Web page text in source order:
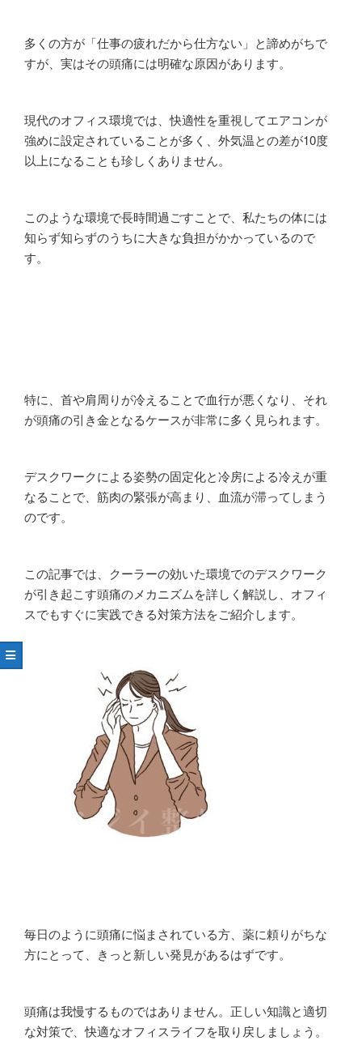
多くの方が「仕事の疲れだから仕方ない」と諦めがちで
すが、実はその頭痛には明確な原因があります。
現代のオフィス環境では、快適性を重視してエアコンが
強めに設定されていることが多く、外気温との差が10度
以上になることも珍しくありません。
このような環境で長時間過ごすことで、私たちの体には
知らず知らずのうちに大きな負担がかかっているので
す。
特に、首や肩周りが冷えることで血行が悪くなり、それ
が頭痛の引き金となるケースが非常に多く見られます。
デスクワークによる姿勢の固定化と冷房による冷えが重
なることで、筋肉の緊張が高まり、血流が滞ってしまう
のです。
この記事では、クーラーの効いた環境でのデスクワーク
が引き起こす頭痛のメカニズムを詳しく解説し、オフィ
スでもすぐに実践できる対策方法をご紹介します。
毎日のように頭痛に悩まされている方、薬に頼りがちな
方にとって、きっと新しい発見があるはずです。
頭痛は我慢するものではありません。正しい知識と適切
な対策で、快適なオフィスライフを取り戻しましょう。